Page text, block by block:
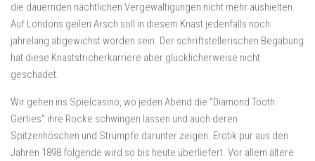
die dauernden nächtlichen Vergewaltigungen nicht mehr aushielten.
Auf Londons geilen Arsch soll in diesem Knast jedenfalls noch
jahrelang abgewichst worden sein. Der schriftstellerischen Begabung
hat diese Knaststricherkarriere aber glücklicherweise nicht
geschadet.
Wir gehen ins Spielcasino, wo jeden Abend die “Diamond Tooth
Gerties” ihre Röcke schwingen lassen und auch deren
Spitzenhöschen und Strümpfe darunter zeigen. Erotik pur aus den
Jahren 1898 folgende wird so bis heute überliefert. Vor allem ältere